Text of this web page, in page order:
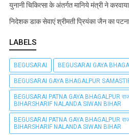
युनानी चिकित्सा के अंतर्गत मानिये मंत्री ने
निदेशक डाक सेवाएं श्रीमती प्रियंका जैन का पटना
LABELS
BEGUSARAI BEGUSARAI GAYA
BEGUSARAI GAYA BHAGALPUR
BEGUSARAI PATNA GAYA BHAGALPUR
BIHARSHARIF NALANDA SIWAN BIHAR
BEGUSARAI PATNA GAYA BHAGALPUR
BIHARSHARIF NALANDA SIWAN BIHAR